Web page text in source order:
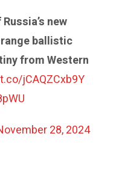
new
ballistic
from Western
jCAQZCxb9Y
28, 2024